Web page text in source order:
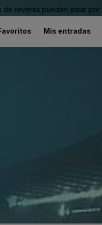
reventa pueden estar
Mis entradas